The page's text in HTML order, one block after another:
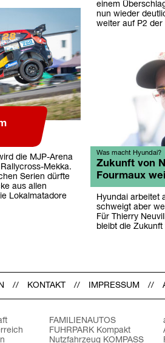
die MJP-Arena
Mekka.
Serien dürfte
aus allen
Lokalmatadore
einem
nun wieder
weiter auf P2 der
Was macht Hyundai?
Zukunft von
Fourmaux
Hyundai arbeitet
schweigt aber
Für Thierry
bleibt die Zukunft
KONTAKT IMPRESSUM
FAMILIENAUTOS
FUHRPARK Kompakt
Nutzfahrzeug KOMPASS